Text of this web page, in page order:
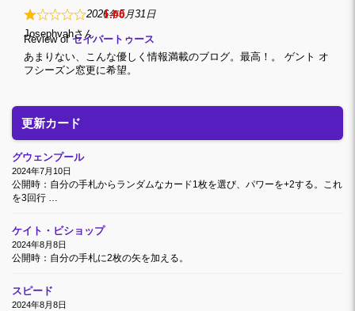
1
2026年5月31日
Review of セイバートゥース
あまりない、こんな優しく情報満載のブログ。最高！。 ゲント オ
フシーズン窓更に希望。
Josephvah
更新カード
グウェンプール
2024年7月10日
公開時：自分の手札からランダムなカード1枚を選び、パワーを+2する。これ
を3回行 …
ケイト・ビショップ
2024年8月8日
公開時：自分の手札に2枚の矢を加える。
スピード
2024年8月8日